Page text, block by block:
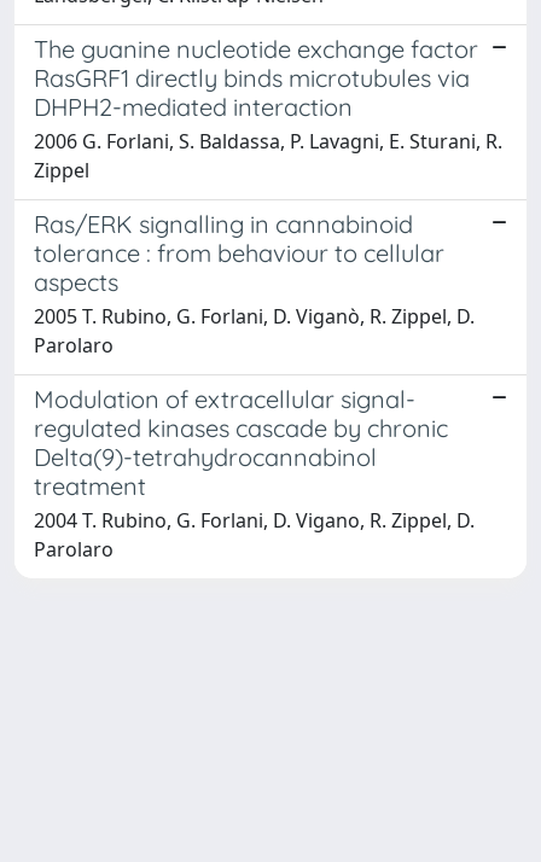
The guanine nucleotide exchange factor
RasGRF1 directly binds microtubules via
DHPH2-mediated interaction
2006 G. Forlani, S. Baldassa, P. Lavagni, E. Sturani, R.
Zippel
Ras/ERK signalling in cannabinoid
tolerance : from behaviour to cellular
aspects
2005 T. Rubino, G. Forlani, D. Viganò, R. Zippel, D.
Parolaro
Modulation of extracellular signal-
regulated kinases cascade by chronic
Delta(9)-tetrahydrocannabinol
treatment
2004 T. Rubino, G. Forlani, D. Vigano, R. Zippel, D.
Parolaro